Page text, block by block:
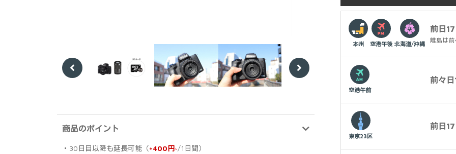
本州 空港午後 北海道/沖縄
前日
離島は
空港午前
前々
東京23区
前日
商品のポイント
・30日目以降も延長可能（+400円~/1日間）